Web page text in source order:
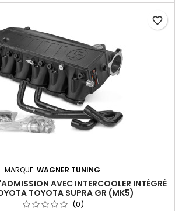
MARQUE: WAGNER TUNING
AVEC INTERCOOLER INTÉGRÉ
TOYOTA SUPRA GR (MK5)
(0)
favorite_border